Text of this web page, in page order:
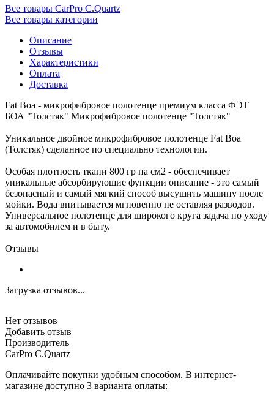
Все товары CarPro C.Quartz
Все товары категории
Описание
Отзывы
Характеристики
Оплата
Доставка
Fat Boa - микрофибровое полотенце премиум класса ФЭТ
БОА "Толстяк" Микрофибровое полотенце "Толстяк"
Уникальное двойное микрофибровое полотенце Fat Boa
(Толстяк) сделанное по специально технологии.
Особая плотность ткани 800 гр на см2 - обеспечивает
уникальные абсорбирующие функции описание - это самый
безопасный и самый мягкий способ высушить машину после
мойки. Вода впитывается мгновенно не оставляя разводов.
Универсальное полотенце для широкого круга задача по уходу
за автомобилем и в быту.
Отзывы
Загрузка отзывов...
Нет отзывов
Добавить отзыв
Производитель
CarPro C.Quartz
Оплачивайте покупки удобным способом. В интернет-
магазине доступно 3 варианта оплаты: